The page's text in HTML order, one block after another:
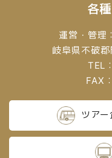
各
運営・管理：
岐阜県不破
TEL
FAX
ツア